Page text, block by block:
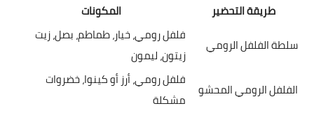
طريقة التحضير
المكونات
سلطة الفلفل الرومي
فلفل رومي، خيار، طماطم، بصل، زيت
زيتون، ليمون
الفلفل الرومي المحشو
فلفل رومي، أرز أو كينوا، خضروات
مشكلة